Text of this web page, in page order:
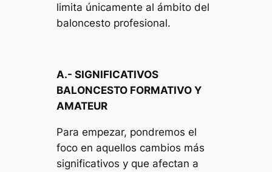
limita únicamente al ámbito del
baloncesto profesional.
A.- SIGNIFICATIVOS
BALONCESTO FORMATIVO Y
AMATEUR
Para empezar, pondremos el
foco en aquellos cambios más
significativos y que afectan a